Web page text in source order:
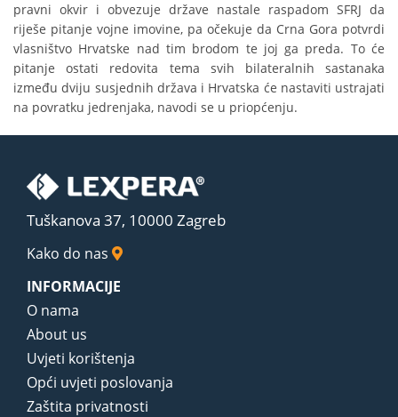
pravni okvir i obvezuje države nastale raspadom SFRJ da
riješe pitanje vojne imovine, pa očekuje da Crna Gora potvrdi
vlasništvo Hrvatske nad tim brodom te joj ga preda. To će
pitanje ostati redovita tema svih bilateralnih sastanaka
između dviju susjednih država i Hrvatska će nastaviti ustrajati
na povratku jedrenjaka, navodi se u priopćenju.
Tuškanova 37, 10000 Zagreb
Kako do nas
INFORMACIJE
O nama
About us
Uvjeti korištenja
Opći uvjeti poslovanja
Zaštita privatnosti